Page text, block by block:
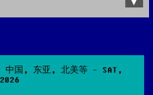
中国, 东亚, 北美等 - SAT,